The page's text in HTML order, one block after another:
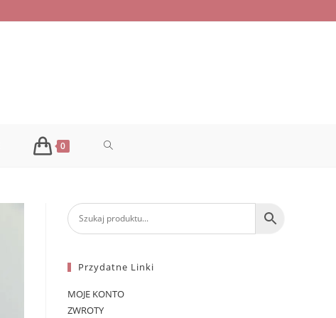
0 TOGGLE
Przydatne Linki
MOJE KONTO
ZWROTY